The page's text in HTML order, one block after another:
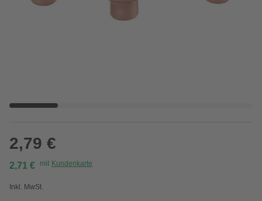
2,79 €
2,71 € mit Kundenkarte
Inkl. MwSt.